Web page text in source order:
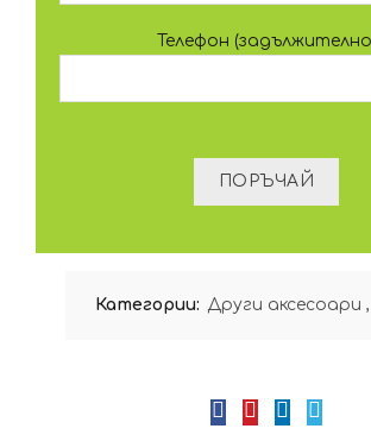
Телефон
Категории: Други аксесоари ,